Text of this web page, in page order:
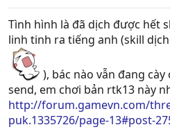
Tình hình là đã dịch được hết
linh tinh ra tiếng anh (skill
), bác nào vẫn đang
send, em chơi bản rtk13 này
http://forum.gamevn.com/
puk.1335726/page-13#post-